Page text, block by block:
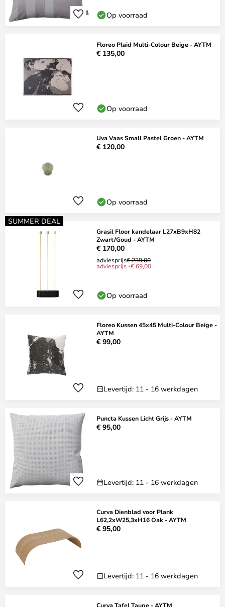
Op voorraad
Floreo Plaid Multi-Colour Beige - AYTM
€ 135,00
Op voorraad
Uva Vaas Small Pastel Groen - AYTM
€ 120,00
Op voorraad
SUMMER DEAL
Grasil Floor kandelaar L27xB9xH82
Zwart/Goud - AYTM
€ 170,00
adviesprijs€ 239,00
adviesprijs -€ 69,00
Op voorraad
Floreo Kussen 45x45 Multi-Colour Beige -
AYTM
€ 99,00
Levertijd: 11 - 16 werkdagen
Puncta Kussen Licht Grijs - AYTM
€ 95,00
Levertijd: 11 - 16 werkdagen
Curva Dienblad voor Plank
L62,2xW25,3xH16 Oak - AYTM
€ 95,00
Levertijd: 11 - 16 werkdagen
Curva Tafel Taupe - AYTM